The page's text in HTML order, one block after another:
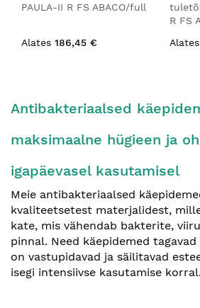
PAULA-II R FS ABACO/full
Alates 186,45 €
R FS
Alates
Antibakteriaalsed
maksimaalne hügieen ja
igapäevasel kasutamisel
Meie antibakteriaalsed
kvaliteetsetest materjalidest,
kate, mis vähendab bakterite,
pinnal. Need käepidemed
on vastupidavad ja säilitavad
isegi intensiivse kasutamise korral.